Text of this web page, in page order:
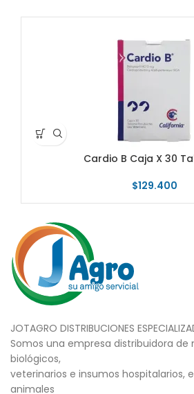
Cardio B Caja X 30
$129.400
JOTAGRO DISTRIBUCIONES
Somos una empresa distribuidora
biológicos,
veterinarios e insumos hospitalarios,
animales